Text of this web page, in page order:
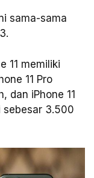
sama-sama
11 memiliki
11 Pro
dan iPhone 11
sebesar 3.500